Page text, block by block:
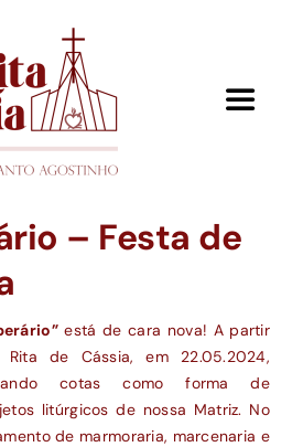
Toggle
– Festa de
está de cara nova! A partir
de Cássia, em 22.05.2024,
cotas como forma de
litúrgicos de nossa Matriz. No
de marmoraria, marcenaria e